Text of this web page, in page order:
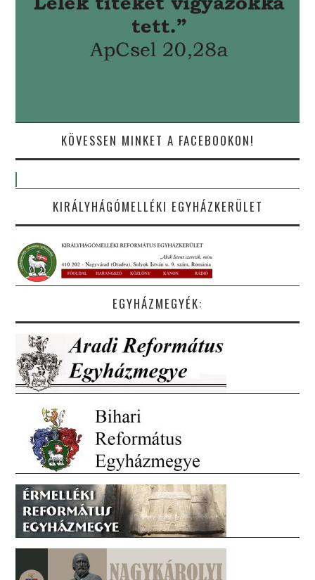
KÖVESSEN MINKET A FACEBOOKON!
KIRÁLYHÁGÓMELLÉKI EGYHÁZKERÜLET
EGYHÁZMEGYÉK: